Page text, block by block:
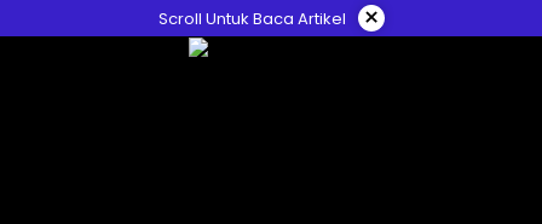
to
Scroll Untuk Baca Artikel ×